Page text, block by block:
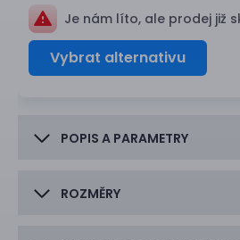
Je nám líto, ale prodej již
Vybrat alternativu
POPIS A PARAMETRY
ROZMĚRY